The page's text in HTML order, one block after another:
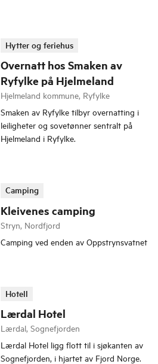
Overnatt hos Smaken av
Ryfylke på Hjelmeland
Hytter og feriehus
Hjelmeland kommune, Ryfylke
Smaken av Ryfylke tilbyr overnatting i
leiligheter og sovetønner sentralt på
Hjelmeland i Ryfylke.
Kleivenes camping
Camping
Stryn, Nordfjord
Camping ved enden av Oppstrynsvatnet
Lærdal Hotel
Hotell
Lærdal, Sognefjorden
Lærdal Hotel ligg flott til i sjøkanten av
Sognefjorden, i hjartet av Fjord Norge.